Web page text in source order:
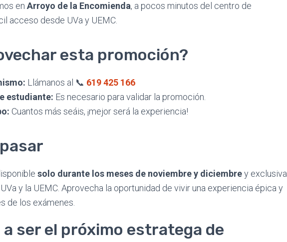
en Arroyo de la Encomienda, a pocos minutos del centro de
acceso desde UVa y UEMC.
esta promoción?
Llámanos al 📞 619 425 166
estudiante: Es necesario para validar la promoción.
Cuantos más seáis, ¡mejor será la experiencia!
solo durante los meses de noviembrey diciembrey exclusiva
y la UEMC. Aprovecha la oportunidad de vivir una experiencia épica y
de los exámenes.
a ser el próximo estratega de